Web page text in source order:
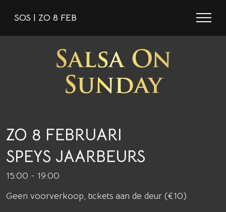
SOS | ZO 8 FEB
Salsa On
Sunday
ZO 8 FEBRUARI
SPEYS JAARBEURS
15:00 - 19:00
Geen voorverkoop, tickets aan de deur (€10)